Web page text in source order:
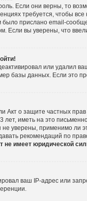
Если они верны, то
требуется, чтобы
было прислано email-
Если вы уверены, что
или удалил
базы данных. Если это
Акт о защите частных
иметь на это
уверены, применимо ли
рекомендаций по
не имеет юридической
ваш IP-адрес или